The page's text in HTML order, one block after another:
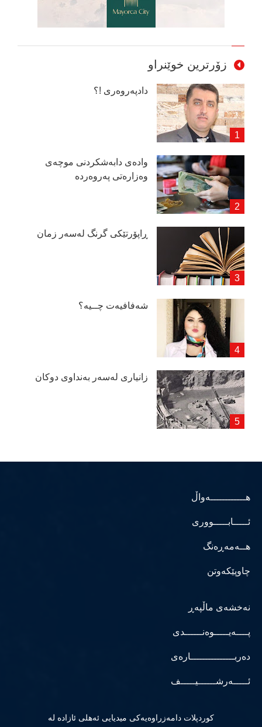
زۆرترین خوێنراو
دادپەروەری !؟
وادەی دابەشكردنی موچەی
وەزارەتی پەروەردە
ڕاپۆرتێكی گرنگ لەسەر زمان
شەفافیەت چــیە؟
زانیاری لەسەر بەنداوی دوكان
هــــــــــــەواڵ
ئـــــابـــــووری
هــەمەڕەنگ
چاوپێکەوتن
نەخشەی ماڵپەڕ
پــــەیـــــوەنــــــدی
دەربـــــــــــــــارەی
ئـــــەرشــــــیـــــف
كوردپلات دامەزراوەیەكی میدیایی ئەهلی ئازادە لە